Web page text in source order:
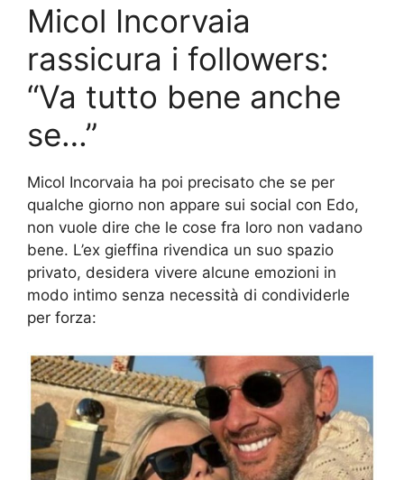
Micol Incorvaia
rassicura i followers:
“Va tutto bene anche
se…”
Micol Incorvaia ha poi precisato che se per
qualche giorno non appare sui social con Edo,
non vuole dire che le cose fra loro non vadano
bene. L’ex gieffina rivendica un suo spazio
privato, desidera vivere alcune emozioni in
modo intimo senza necessità di condividerle
per forza: